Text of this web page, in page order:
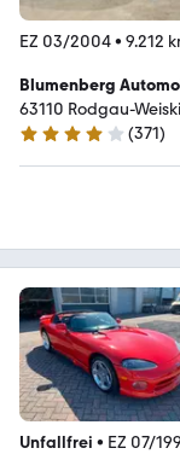
EZ 03/2004• 9.212
Blumenberg
63110 Rodgau-
4.2 Sterne
(371)
Unfallfrei • EZ 07/